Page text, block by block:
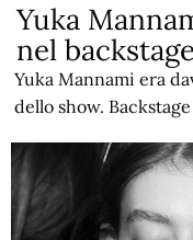
Yuka
nel backstage
Yuka Mannami era
dello show.